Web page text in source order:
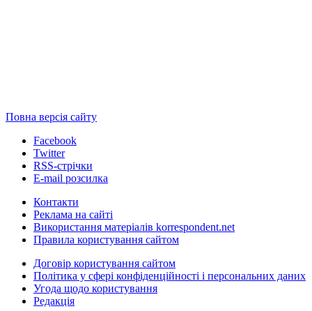
Повна версія сайту
Facebook
Twitter
RSS-стрічки
E-mail розсилка
Контакти
Реклама на сайті
Використання матеріалів korrespondent.net
Правила користування сайтом
Договір користування сайтом
Політика у сфері конфіденційності і персональних даних
Угода щодо користування
Редакція